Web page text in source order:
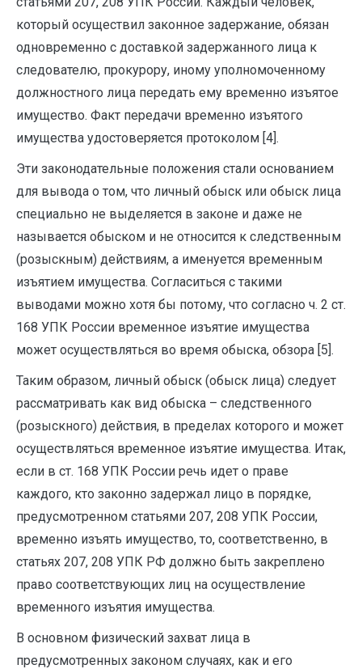
который осуществил законное задержание, обязан
одновременно с доставкой задержанного лица к
следователю, прокурору, иному уполномоченному
должностного лица передать ему временно изъятое
имущество. Факт передачи временно изъятого
имущества удостоверяется протоколом [4].
Эти законодательные положения стали основанием
для вывода о том, что личный обыск или обыск лица
специально не выделяется в законе и даже не
называется обыском и не относится к следственным
(розыскным) действиям, а именуется временным
изъятием имущества. Согласиться с такими
выводами можно хотя бы потому, что согласно ч. 2 ст.
168 УПК России временное изъятие имущества
может осуществляться во время обыска, обзора [5].
Таким образом, личный обыск (обыск лица) следует
рассматривать как вид обыска – следственного
(розыскного) действия, в пределах которого и может
осуществляться временное изъятие имущества. Итак,
если в ст. 168 УПК России речь идет о праве
каждого, кто законно задержал лицо в порядке,
предусмотренном статьями 207, 208 УПК России,
временно изъять имущество, то, соответственно, в
статьях 207, 208 УПК РФ должно быть закреплено
право соответствующих лиц на осуществление
временного изъятия имущества.
В основном физический захват лица в
предусмотренных законом случаях, как и его